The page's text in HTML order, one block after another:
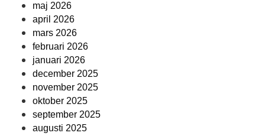
maj 2026
april 2026
mars 2026
februari 2026
januari 2026
december 2025
november 2025
oktober 2025
september 2025
augusti 2025